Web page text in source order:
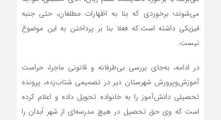
می‌شوند؛ برخوردی که بنا به اظهارات مطلعان، حتی جنبه
فیزیکی داشته است.که فعلا بنا بر پرداختن به این موضوع
نیست.
در ادامه، به‌جای بررسی بی‌طرفانه و قانونی ماجرا، حراست
آموزش‌وپرورش شهرستان دیر در تصمیمی شتاب‌زده، پرونده
تحصیلی دانش‌آموز را به خانواده تحویل داده و اعلام کرده
است که وی حق تحصیل در هیچ مدرسه‌ای از شهر اَبدان را